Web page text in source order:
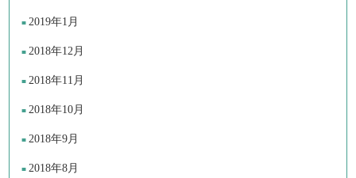
2019年1月
2018年12月
2018年11月
2018年10月
2018年9月
2018年8月